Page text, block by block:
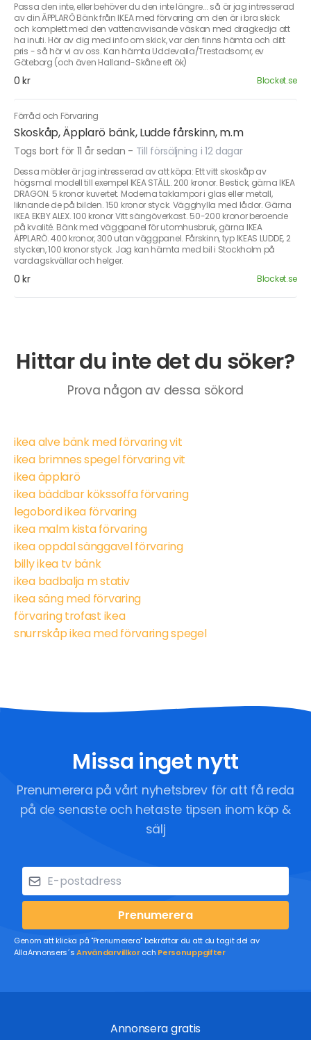
Passa den inte, eller behöver du den inte längre... så är jag intresserad
av din ÄPPLARÖ Bänk från IKEA med förvaring om den är i bra skick
och komplett med den vattenavvisande väskan med dragkedja att
ha inuti. Hör av dig med info om skick, var den finns hämta och ditt
pris - så hör vi av oss. Kan hämta Uddevalla/Trestadsomr, ev
Göteborg (och även Halland-Skåne eft ök)
0 kr Blocket.se
Förråd och Förvaring
Skoskåp, Äpplarö bänk, Ludde fårskinn, m.m
Togs bort för 11 år sedan - Till försäljning i 12 dagar
Dessa möbler är jag intresserad av att köpa: Ett vitt skoskåp av
högsmal modell till exempel IKEA STÄLL. 200 kronor. Bestick, gärna IKEA
DRAGON. 5 kronor kuvertet. Moderna taklampor i glas eller metall,
liknande de på bilden. 150 kronor styck. Vägghylla med lådor. Gärna
IKEA EKBY ALEX. 100 kronor Vitt sängöverkast. 50-200 kronor beroende
på kvalité. Bänk med väggpanel för utomhusbruk, gärna IKEA
ÄPPLARÖ. 400 kronor, 300 utan väggpanel. Fårskinn, typ IKEAS LUDDE, 2
stycken, 100 kronor styck. Jag kan hämta med bil i Stockholm på
vardagskvällar och helger.
0 kr Blocket.se
Hittar du inte det du söker?
Prova någon av dessa sökord
ikea alve bänk med förvaring vit
ikea brimnes spegel förvaring vit
ikea äpplarö
ikea bäddbar kökssoffa förvaring
legobord ikea förvaring
ikea malm kista förvaring
ikea oppdal sänggavel förvaring
billy ikea tv bänk
ikea badbalja m stativ
ikea säng med förvaring
förvaring trofast ikea
snurrskåp ikea med förvaring spegel
Missa inget nytt
Prenumerera på vårt nyhetsbrev för att få reda
på de senaste och hetaste tipsen inom köp &
sälj
Prenumerera
Genom att klicka på "Prenumerera" bekräftar du att du tagit del av
AllaAnnonsers´sAnvändarvillkoroch Personuppgifter
Annonsera gratis